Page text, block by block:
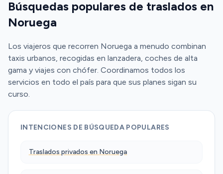
Búsquedas populares de traslados en
Noruega
Los viajeros que recorren Noruega a menudo combinan
taxis urbanos, recogidas en lanzadera, coches de alta
gama y viajes con chófer. Coordinamos todos los
servicios en todo el país para que sus planes sigan su
curso.
INTENCIONES DE BÚSQUEDA POPULARES
Traslados privados en Noruega